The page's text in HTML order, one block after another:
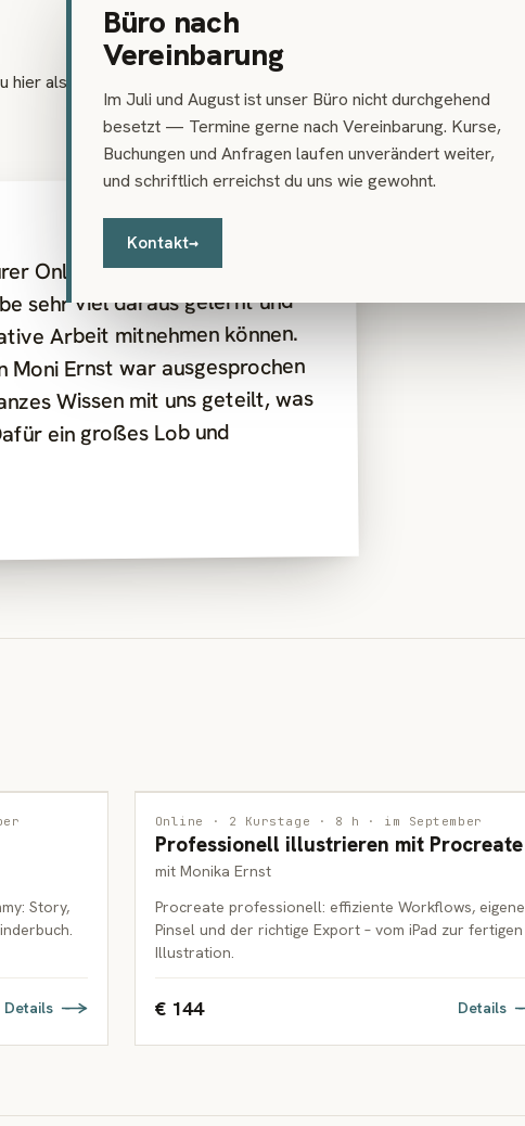
Büro nach
Vereinbarung
Im Juli und August ist unser Büro nicht durchgehend
besetzt — Termine gerne nach Vereinbarung. Kurse,
Buchungen und Anfragen laufen unverändert weiter,
und schriftlich erreichst du uns wie gewohnt.
Kontakt→
als PDF-Download:
Online-Kurse besucht und
sehr viel daraus gelernt und
Arbeit mitnehmen können.
Ernst war ausgesprochen
Wissen mit uns geteilt, was
ein großes Lob und
Story,
Details
ILLUSTRATION
ERWACHSENE
Online · 2 Kurstage · 8 h · im September
Professionell illustrieren mit Procreate
mit Monika Ernst
Procreate professionell: effiziente Workflows, eigene
Pinsel und der richtige Export – vom iPad zur fertigen
Illustration.
€ 144 Details